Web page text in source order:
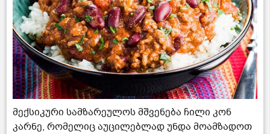
მექსიკური სამზარეულოს მშვენება ჩილი კონ
კარნე, რომელიც აუცილებლად უნდა მოამზადოთ